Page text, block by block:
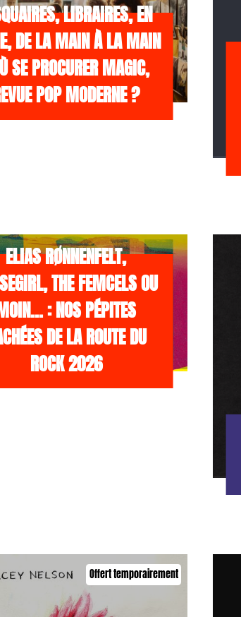
LIBRAIRES, EN
DE LA MAIN À LA MAIN
SE PROCURER MAGIC,
POP MODERNE ?
ELIAS RØNNENFELT,
THE FEMCELS OU
: NOS PÉPITES
DE LA ROUTE DU
ROCK 2026
Offert temporairement